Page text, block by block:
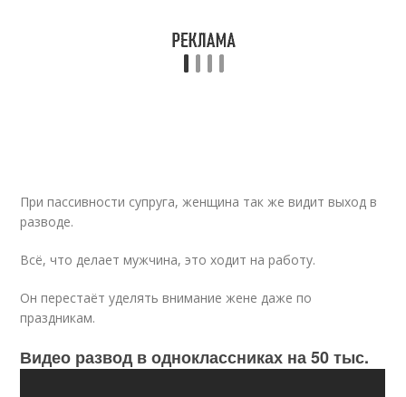
При пассивности супруга, женщина так же видит выход в
разводе.
Всё, что делает мужчина, это ходит на работу.
Он перестаёт уделять внимание жене даже по
праздникам.
Видео развод в одноклассниках на 50 тыс.